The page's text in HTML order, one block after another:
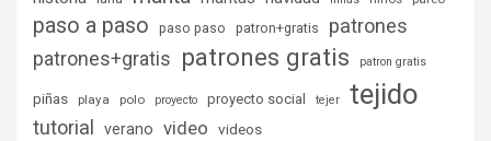
paso a paso paso paso patron+gratis
patrones
patrones+gratis patrones gratis patron gratis
piñas playa polo proyecto proyecto social tejer tejido
tutorial verano video videos